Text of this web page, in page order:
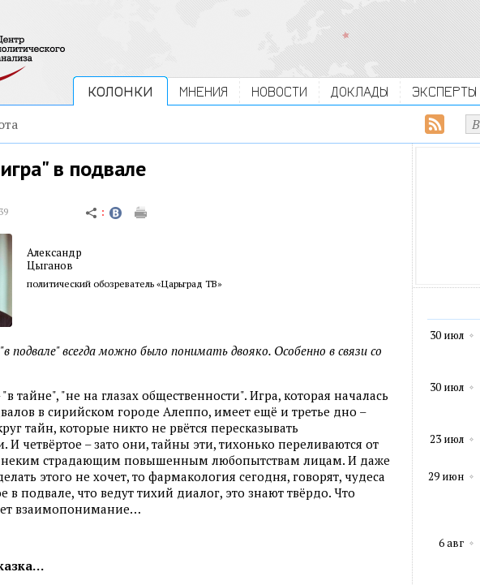
КОЛОНКИ МНЕНИЯ НОВОСТИ ДОКЛАДЫ ЭКСПЕРТЫ
в подвале
Александр
Цыганов
политический обозреватель «Царьград ТВ»
подвале" всегда можно было понимать двояко. Особенно в связи со
тайне", "не на глазах общественности". Игра, которая началась
в сирийском городе Алеппо, имеет ещё и третье дно –
тайн, которые никто не рвётся пересказывать
И четвёртое – зато они, тайны эти, тихонько переливаются от
неким страдающим повышенным любопытствам лицам. И даже
этого не хочет, то фармакология сегодня, говорят, чудеса
в подвале, что ведут тихий диалог, это знают твёрдо. Что
взаимопонимание…
30 июл
30 июл
23 июл
29 июн
6 авг